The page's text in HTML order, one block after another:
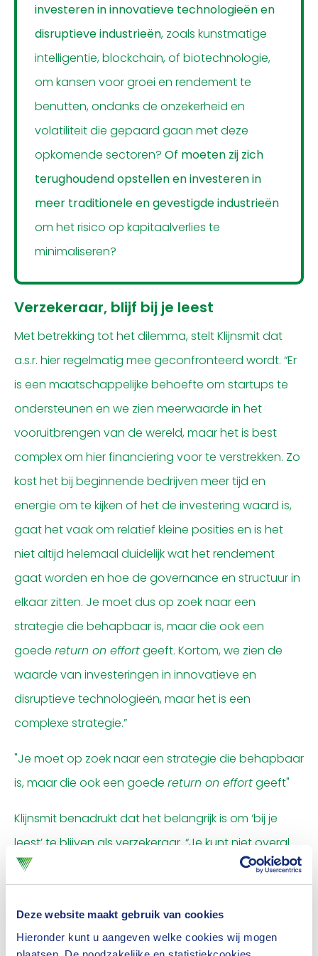
Deze website maakt gebruik van cookies
Hieronder kunt u aangeven welke cookies wij mogen
investeren in innovatieve technologieën en
disruptieve industrieën, zoals kunstmatige
intelligentie, blockchain, of biotechnologie,
om kansen voor groei en rendement te
benutten, ondanks de onzekerheid en
volatiliteit die gepaard gaan met deze
opkomende sectoren? Of moeten zij zich
terughoudend opstellen en investeren in
meer traditionele en gevestigde industrieën
om het risico op kapitaalverlies te
minimaliseren?
Verzekeraar, blijf bij je leest
Met betrekking tot het dilemma, stelt Klijnsmit dat
a.s.r. hier regelmatig mee geconfronteerd wordt. “Er
is een maatschappelijke behoefte om startups te
ondersteunen en we zien meerwaarde in het
vooruitbrengen van de wereld, maar het is best
complex om hier financiering voor te verstrekken. Zo
kost het bij beginnende bedrijven meer tijd en
energie om te kijken of het de investering waard is,
gaat het vaak om relatief kleine posities en is het
niet altijd helemaal duidelijk wat het rendement
gaat worden en hoe de governance en structuur in
elkaar zitten. Je moet dus op zoek naar een
strategie die behapbaar is, maar die ook een
goede return on effortgeeft. Kortom, we zien de
waarde van investeringen in innovatieve en
disruptieve technologieën, maar het is een
complexe strategie.”
"Je moet op zoek naar een strategie die behapbaar
is, maar die ook een goede return on effortgeeft"
Klijnsmit benadrukt dat het belangrijk is om ‘bij je
leest’ te blijven als verzekeraar. “Je kunt niet overal
verstand van hebben. We focussen ons bij
begrijpen en waar we ons vanuit onze ESG-focus
voor willen inzetten.”